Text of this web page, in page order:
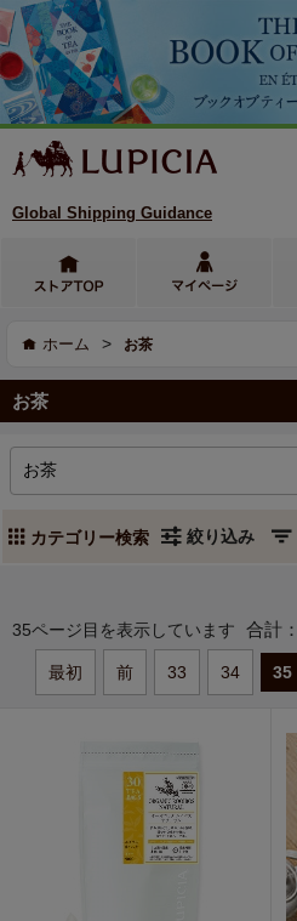
Global Shipping Guidance
ホーム > お茶
お茶
カテゴリー検索 絞り込み
35ページ目を表示しています 合計：
最初 前 33 34 35